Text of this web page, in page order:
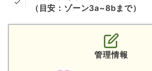
（目安：ゾーン3a~8bまで）
管理情報